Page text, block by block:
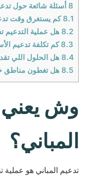
8أسئلة شائعة حول
8.1كم يستغرق وقت
8.2هل عملية التدعيم
8.3كم تكلفة تدعيم
8.4هل الحلول اللي
8.5هل تغطون مناطق
وش يعني
المباني؟
تدعيم المباني هو عملية